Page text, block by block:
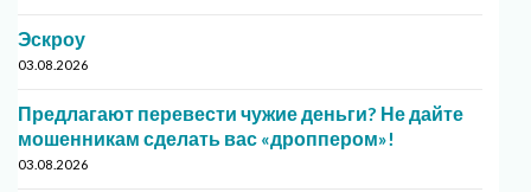
Эскроу
03.08.2026
Предлагают перевести чужие деньги? Не дайте
мошенникам сделать вас «дроппером»!
03.08.2026